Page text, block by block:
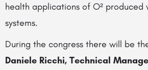
health applications of O²
systems.
During the congress there will be
Daniele Ricchi, Technical